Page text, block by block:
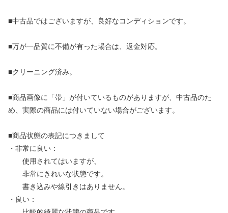
■中古品ではございますが、良好なコンディションです。
■万が一品質に不備が有った場合は、返金対応。
■クリーニング済み。
■商品画像に「帯」が付いているものがありますが、中古品のた
め、実際の商品には付いていない場合がございます。
■商品状態の表記につきまして
・非常に良い：
使用されてはいますが、
非常にきれいな状態です。
書き込みや線引きはありません。
・良い：